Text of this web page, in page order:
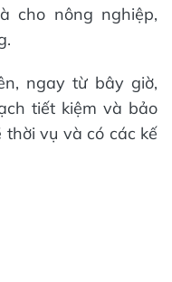
cho nông nghiệp,
ngay từ bây giờ,
tiết kiệm và bảo
vụ và có các kế